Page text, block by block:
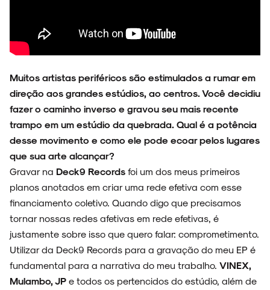
Muitos artistas periféricos são estimulados a rumar em
direção aos grandes estúdios, ao centros. Você decidiu
fazer o caminho inverso e gravou seu mais recente
trampo em um estúdio da quebrada. Qual é a potência
desse movimento e como ele pode ecoar pelos lugares
que sua arte alcançar?
Gravar na Deck9 Records foi um dos meus primeiros
planos anotados em criar uma rede efetiva com esse
financiamento coletivo. Quando digo que precisamos
tornar nossas redes afetivas em rede efetivas, é
justamente sobre isso que quero falar: comprometimento.
Utilizar da Deck9 Records para a gravação do meu EP é
fundamental para a narrativa do meu trabalho. VINEX,
Mulambo, JP e todos os pertencidos do estúdio, além de